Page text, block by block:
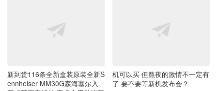
耳式耳塞带线控 安卓专用发烧耳
机